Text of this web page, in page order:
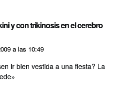
y con trikinosis en el cerebro
a las 10:49
ir bien vestida a una fiesta? La